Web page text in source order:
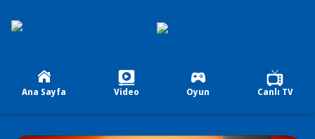
Ana Sayfa Video Oyun Canlı TV